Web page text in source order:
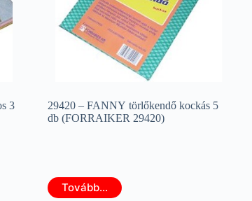
3
29420 – FANNY törlőkendő kockás 5
db (FORRAIKER 29420)
Tovább...